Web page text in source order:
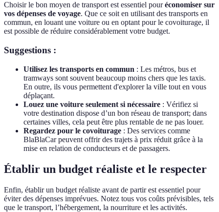
Choisir le bon moyen de transport est essentiel pouréconomiser sur
vos dépenses de voyage. Que ce soit en utilisant des transports en
commun, en louant une voiture ou en optant pour le covoiturage, il
est possible de réduire considérablement votre budget.
Suggestions :
Utilisez les transports en commun : Les métros, bus et
tramways sont souvent beaucoup moins chers que les taxis.
En outre, ils vous permettent d'explorer la ville tout en vous
déplaçant.
Louez une voiture seulement si nécessaire : Vérifiez si
votre destination dispose d’un bon réseau de transport; dans
certaines villes, cela peut être plus rentable de ne pas louer.
Regardez pour le covoiturage : Des services comme
BlaBlaCar peuvent offrir des trajets à prix réduit grâce à la
mise en relation de conducteurs et de passagers.
Établir un budget réaliste et le respecter
Enfin, établir un budget réaliste avant de partir est essentiel pour
éviter des dépenses imprévues. Notez tous vos coûts prévisibles, tels
que le transport, l’hébergement, la nourriture et les activités.